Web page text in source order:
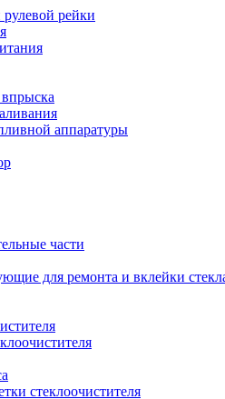
рейки
аппаратуры
части
для ремонта и вклейки
стеклоочистителя